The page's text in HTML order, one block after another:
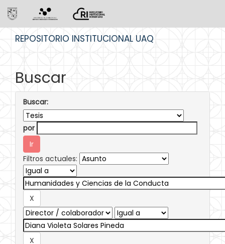
REPOSITORIO INSTITUCIONAL UAQ
Buscar
Buscar:
por
Filtros actuales: